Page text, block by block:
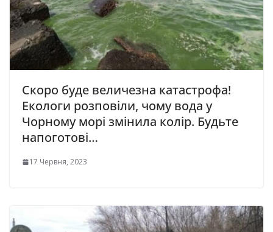
Скоро буде величезна катастрофа!
Екологи розповіли, чому вода у
Чорному морі змінила колір. Будьте
напоготові…
17 Червня, 2023